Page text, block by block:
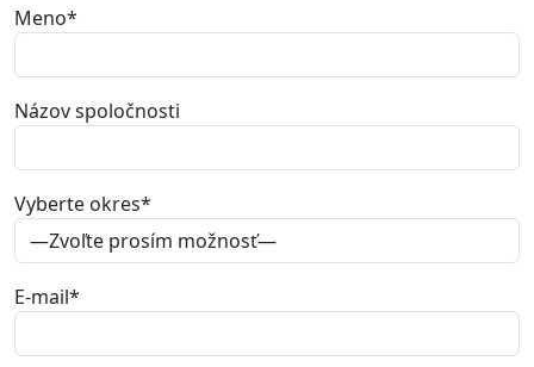
Meno*
Názov spoločnosti
Vyberte okres*
E-mail*